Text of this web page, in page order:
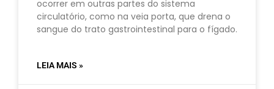
ocorrer em outras partes do sistema
circulatório, como na veia porta, que drena o
sangue do trato gastrointestinal para o fígado.
LEIA MAIS »